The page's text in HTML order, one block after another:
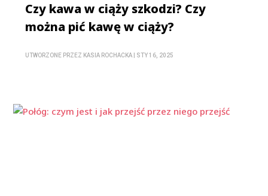
Czy kawa w ciąży szkodzi? Czy
można pić kawę w ciąży?
UTWORZONE PRZEZ KASIA ROCHACKA STY 16, 2025